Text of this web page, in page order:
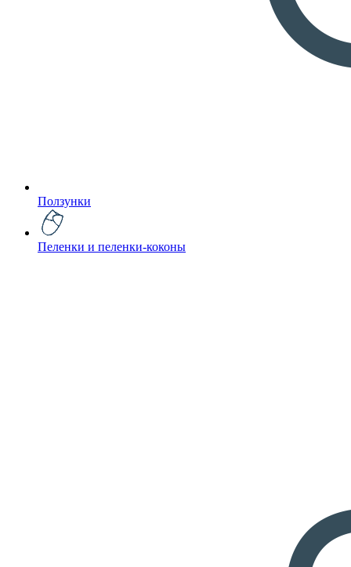
Ползунки
Пеленки и пеленки-коконы